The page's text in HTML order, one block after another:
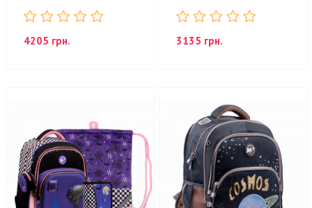
4205 грн. 3135 грн.